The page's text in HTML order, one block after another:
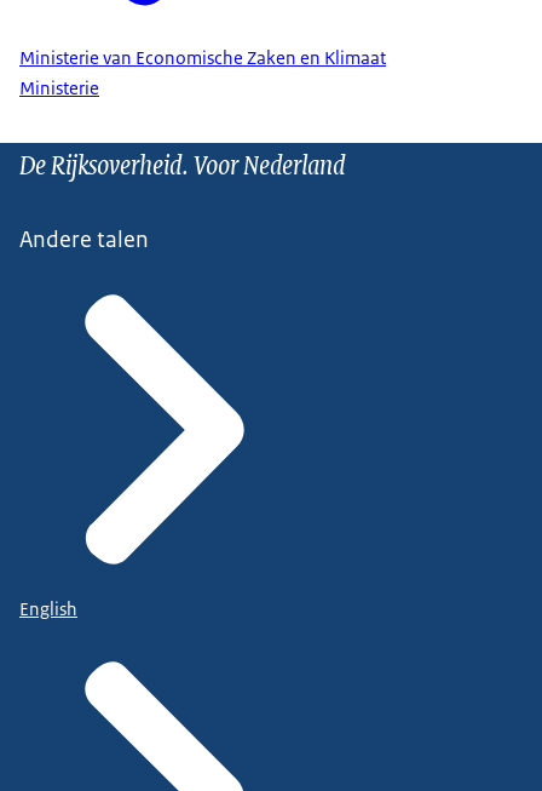
Ministerie van Economische Zaken en Klimaat
Ministerie
De Rijksoverheid. Voor Nederland
Andere talen
English